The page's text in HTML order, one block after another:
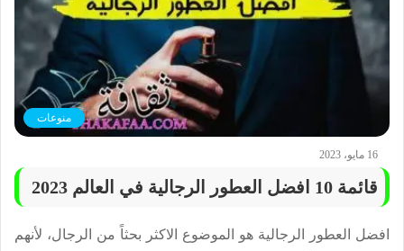
منوعات
16 مايو، 2023
قائمة 10 افضل العطور الرجالية في العالم 2023
افضل العطور الرجالية هو الموضوع الاكثر بحثاً من الرجال، لأنهم